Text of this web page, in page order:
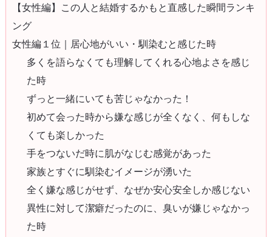
【女性編】この人と結婚するかもと直感した瞬間ランキ
ング
女性編１位｜居心地がいい・馴染むと感じた時
多くを語らなくても理解してくれる心地よさを感じ
た時
ずっと一緒にいても苦じゃなかった！
初めて会った時から嫌な感じが全くなく、何もしな
くても楽しかった
手をつないだ時に肌がなじむ感覚があった
家族とすぐに馴染むイメージが湧いた
全く嫌な感じがせず、なぜか安心安全しか感じない
異性に対して潔癖だったのに、臭いが嫌じゃなかっ
た時